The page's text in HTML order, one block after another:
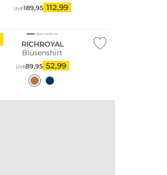
UVP189,95 112,99
RICHROYAL
Blusenshirt
UVP89,95 52,99